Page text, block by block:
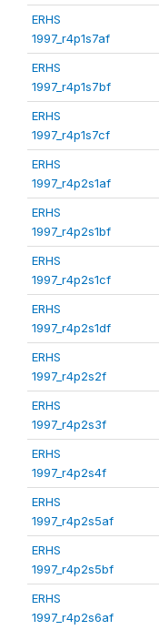
ERHS
1997_r4p1s7af
ERHS
1997_r4p1s7bf
ERHS
1997_r4p1s7cf
ERHS
1997_r4p2s1af
ERHS
1997_r4p2s1bf
ERHS
1997_r4p2s1cf
ERHS
1997_r4p2s1df
ERHS
1997_r4p2s2f
ERHS
1997_r4p2s3f
ERHS
1997_r4p2s4f
ERHS
1997_r4p2s5af
ERHS
1997_r4p2s5bf
ERHS
1997_r4p2s6af